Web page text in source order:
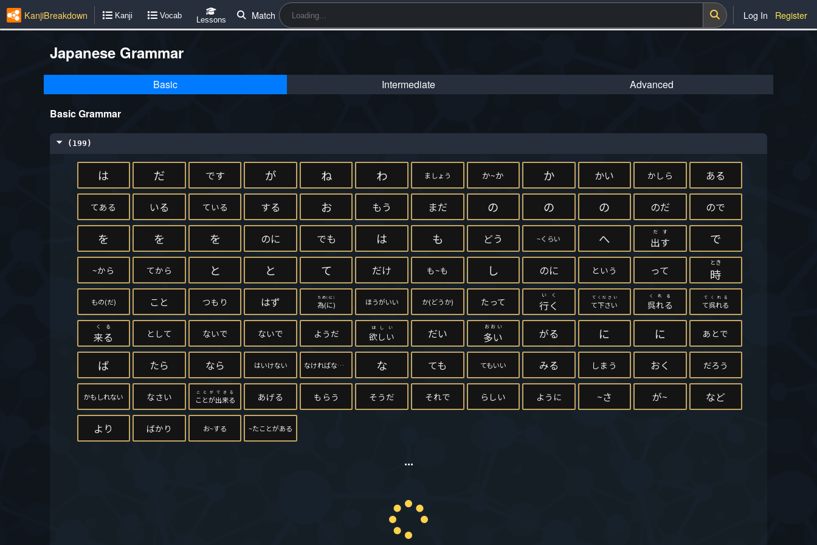
KanjiBreakdown Kanji Vocab Lessons Match Log In Register
Japanese Grammar
Basic Intermediate Advanced
Basic Grammar
(199)
は だ です が ね わ ましょう か~か か かい かしら ある
てある いる ている する お もう まだ の の の のだ ので
を を を のに でも は も どう ~くらい へ 出す
だす で
~から てから と と て だけ も~も し のに という って 時
とき
もの(だ) こと つもり はず 為(に)
ため(に) ほうがいい か(どうか) たって 行く
いく
て下さい
てください
呉れる
くれる
て呉れる
てくれる
来る
くる
として ないで ないで ようだ 欲しい
ほしい だい 多い
おおい がる に に あとで
ば たら なら はいけない なければならない な ても てもいい みる しまう おく だろう
かもしれない なさい ことが出来る
ことができる あげる もらう そうだ それで らしい ように ~さ が~ など
より ばかり お~する ~たことがある
...